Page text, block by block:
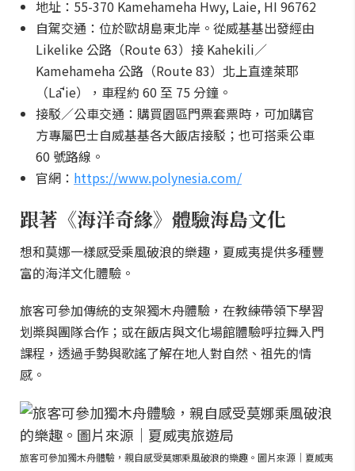
地址：55-370 Kamehameha Hwy, Laie, HI 96762
自駕交通：位於歐胡島東北岸。從威基基出發經由
Likelike 公路（Route 63）接 Kahekili／
Kamehameha 公路（Route 83）北上直達萊耶
（Lāʻie），車程約 60 至 75 分鐘。
接駁／公車交通：購買園區門票套票時，可加購官
方專屬巴士自威基基各大飯店接駁；也可搭乘公車
60 號路線。
官網： https://www.polynesia.com/
跟著《海洋奇緣》體驗海島文化
想和莫娜一樣感受乘風破浪的樂趣，夏威夷提供多種豐
富的海洋文化體驗。
旅客可參加傳統的支架獨木舟體驗，在教練帶領下學習
划槳與團隊合作；或在飯店與文化場館體驗呼拉舞入門
課程，透過手勢與歌謠了解在地人對自然、祖先的情
感。
旅客可參加獨木舟體驗，親自感受莫娜乘風破浪的樂趣。圖片來源｜夏威夷